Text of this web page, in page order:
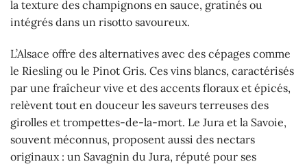
la texture des champignons en sauce, gratinés ou
intégrés dans un risotto savoureux.
L’Alsace offre des alternatives avec des cépages comme
le Riesling ou le Pinot Gris. Ces vins blancs, caractérisés
par une fraîcheur vive et des accents floraux et épicés,
relèvent tout en douceur les saveurs terreuses des
girolles et trompettes-de-la-mort. Le Jura et la Savoie,
souvent méconnus, proposent aussi des nectars
originaux : un Savagnin du Jura, réputé pour ses